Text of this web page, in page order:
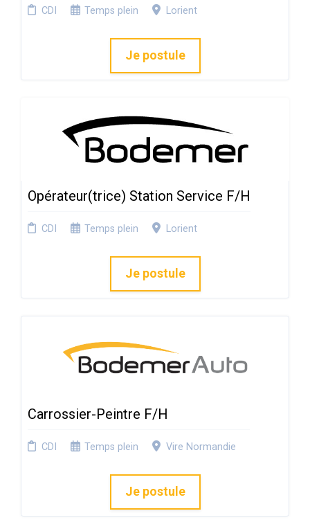
CDI Temps plein Lorient
Je postule
Opérateur(trice) Station Service F/H
CDI Temps plein Lorient
Je postule
Carrossier-Peintre F/H
CDI Temps plein Vire Normandie
Je postule